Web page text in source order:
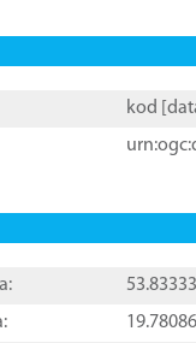
kod [